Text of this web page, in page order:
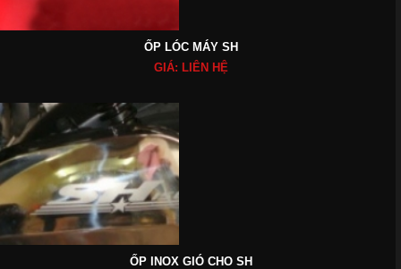
ỐP LÓC MÁY SH
GIÁ: LIÊN HỆ
ỐP INOX GIÓ CHO SH